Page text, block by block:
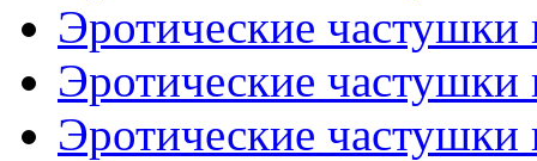
Эротические
Эротические
Эротические